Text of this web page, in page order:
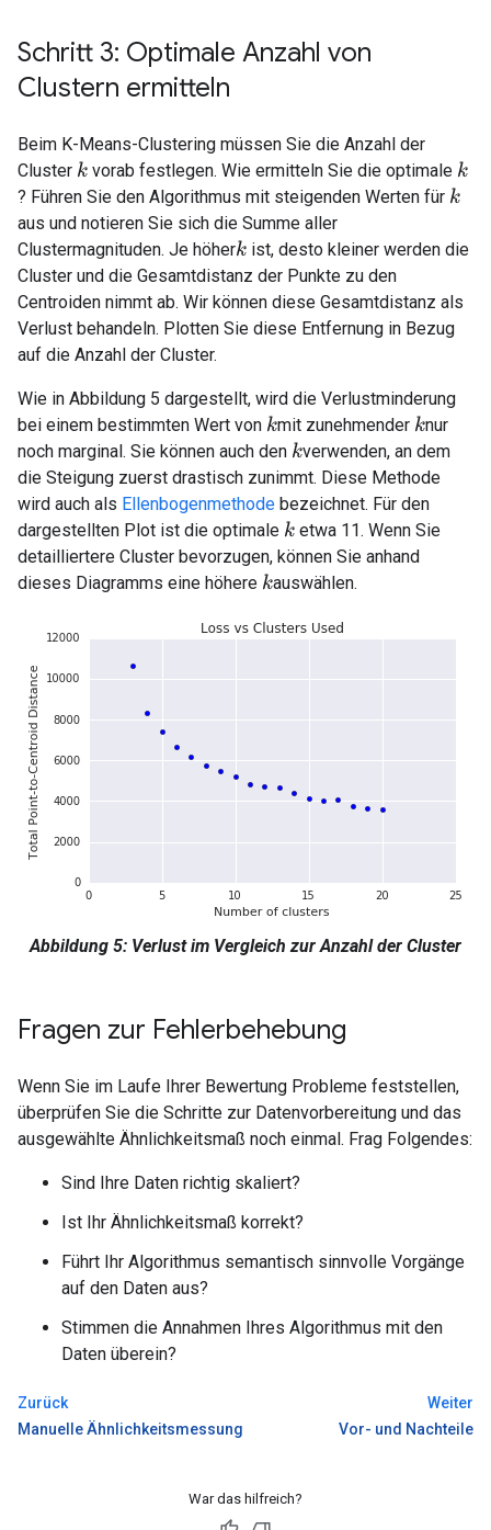
Schritt 3: Optimale Anzahl von
Clustern ermitteln
Beim K-Means-Clustering müssen Sie die Anzahl der
Cluster k vorab festlegen. Wie ermitteln Sie die optimale k
? Führen Sie den Algorithmus mit steigenden Werten für k
aus und notieren Sie sich die Summe aller
Clustermagnituden. Je höherk ist, desto kleiner werden die
Cluster und die Gesamtdistanz der Punkte zu den
Centroiden nimmt ab. Wir können diese Gesamtdistanz als
Verlust behandeln. Plotten Sie diese Entfernung in Bezug
auf die Anzahl der Cluster.
Wie in Abbildung 5 dargestellt, wird die Verlustminderung
bei einem bestimmten Wert von kmit zunehmender knur
noch marginal. Sie können auch den kverwenden, an dem
die Steigung zuerst drastisch zunimmt. Diese Methode
wird auch als Ellenbogenmethode bezeichnet. Für den
dargestellten Plot ist die optimale k etwa 11. Wenn Sie
detailliertere Cluster bevorzugen, können Sie anhand
dieses Diagramms eine höhere kauswählen.
Abbildung 5: Verlust im Vergleich zur Anzahl der Cluster
Fragen zur Fehlerbehebung
Wenn Sie im Laufe Ihrer Bewertung Probleme feststellen,
überprüfen Sie die Schritte zur Datenvorbereitung und das
ausgewählte Ähnlichkeitsmaß noch einmal. Frag Folgendes:
Sind Ihre Daten richtig skaliert?
Ist Ihr Ähnlichkeitsmaß korrekt?
Führt Ihr Algorithmus semantisch sinnvolle Vorgänge
auf den Daten aus?
Stimmen die Annahmen Ihres Algorithmus mit den
Daten überein?
Zurück
Manuelle Ähnlichkeitsmessung
Weiter
Vor- und Nachteile
War das hilfreich?